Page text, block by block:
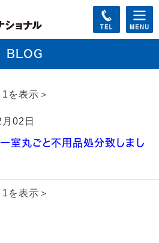
BLOG
1を表示＞
02日
室丸ごと不用品処分致しまし
1を表示＞